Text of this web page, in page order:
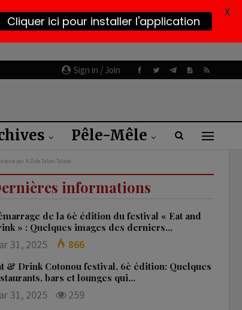
Sign in / Join
Pêle-Mêle
par K.O de Talon-Talata
informations
de la 6è édition du festival « Eat and
» : Quelques images des derniers…
31, 2025 866
& Drink Cotonou festival, 6è édition: Quelques
bars et lounges qui…
31, 2025 259
ici pour installer l'application X